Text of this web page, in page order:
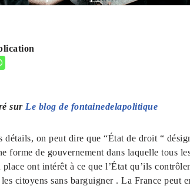
sur Le blog de fontainedelapolitique
détails, on peut dire que “État de droit “
forme de gouvernement dans laquelle tous
ont intérêt à ce que l’État qu’ils
les citoyens sans barguigner . La France peut